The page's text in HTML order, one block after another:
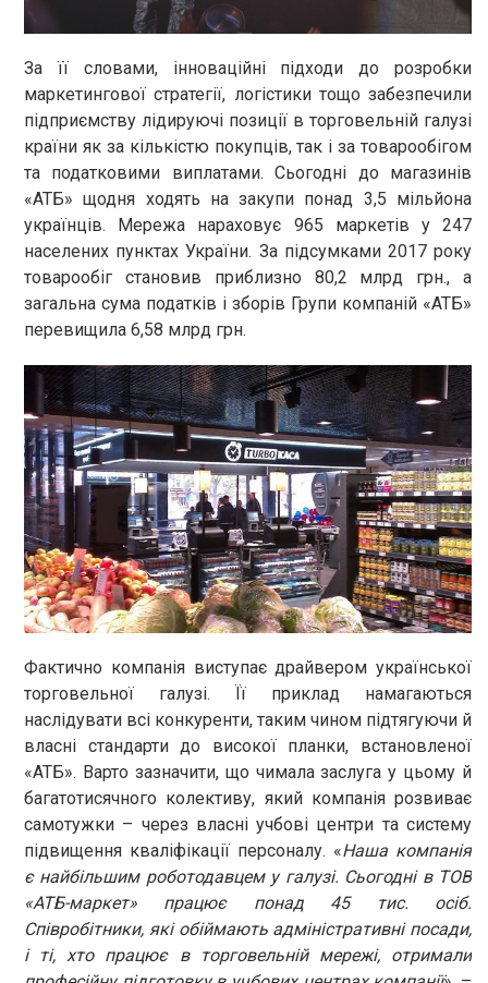
За її словами, інноваційні підходи до розробки
маркетингової стратегії, логістики тощо забезпечили
підприємству лідируючі позиції в торговельній галузі
країни як за кількістю покупців, так і за товарообігом
та податковими виплатами. Сьогодні до магазинів
«АТБ» щодня ходять на закупи понад 3,5 мільйона
українців. Мережа нараховує 965 маркетів у 247
населених пунктах України. За підсумками 2017 року
товарообіг становив приблизно 80,2 млрд грн., а
загальна сума податків і зборів Групи компаній «АТБ»
перевищила 6,58 млрд грн.
Фактично компанія виступає драйвером української
торговельної галузі. Її приклад намагаються
наслідувати всі конкуренти, таким чином підтягуючи й
власні стандарти до високої планки, встановленої
«АТБ». Варто зазначити, що чимала заслуга у цьому й
багатотисячного колективу, який компанія розвиває
самотужки – через власні учбові центри та систему
підвищення кваліфікації персоналу. «Наша компанія
є найбільшим роботодавцем у галузі. Сьогодні в ТОВ
«АТБ-маркет» працює понад 45 тис. осіб.
Співробітники, які обіймають адміністративні посади,
і ті, хто працює в торговельній мережі, отримали